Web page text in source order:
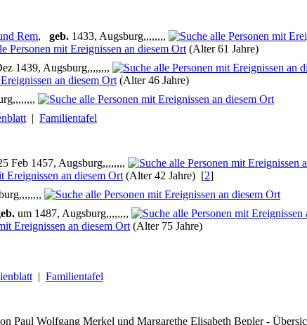
Rem, geb. 1433, Augsburg,,,,,,,,
(Alter 61 Jahre)
1439, Augsburg,,,,,,,,
(Alter 46 Jahre)
| Familientafel
Feb 1457, Augsburg,,,,,,,,
(Alter 42 Jahre) [2]
um 1487, Augsburg,,,,,,,,
(Alter 75 Jahre)
| Familientafel
Paul Wolfgang Merkel und Margarethe Elisabeth Bepler -